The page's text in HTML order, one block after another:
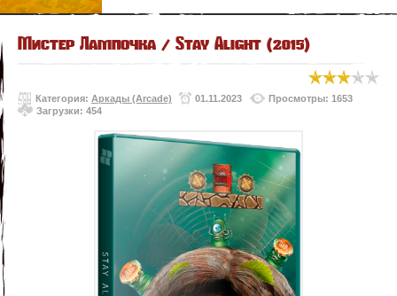
Мистер Лампочка / Stay Alight (2015)
Категория: Аркады (Arcade) 01.11.2023
Просмотры: 1653
Загрузки: 454